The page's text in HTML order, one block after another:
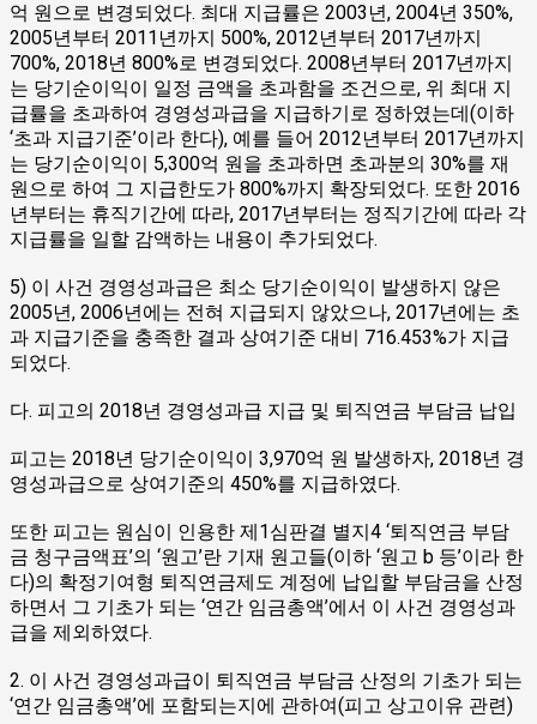
억 원으로 변경되었다. 최대 지급률은 2003년, 2004년 350%,
2005년부터 2011년까지 500%, 2012년부터 2017년까지
700%, 2018년 800%로 변경되었다. 2008년부터 2017년까지
는 당기순이익이 일정 금액을 초과함을 조건으로, 위 최대 지
급률을 초과하여 경영성과급을 지급하기로 정하였는데(이하
‘초과 지급기준’이라 한다), 예를 들어 2012년부터 2017년까지
는 당기순이익이 5,300억 원을 초과하면 초과분의 30%를 재
원으로 하여 그 지급한도가 800%까지 확장되었다. 또한 2016
년부터는 휴직기간에 따라, 2017년부터는 정직기간에 따라 각
지급률을 일할 감액하는 내용이 추가되었다.
5) 이 사건 경영성과급은 최소 당기순이익이 발생하지 않은
2005년, 2006년에는 전혀 지급되지 않았으나, 2017년에는 초
과 지급기준을 충족한 결과 상여기준 대비 716.453%가 지급
되었다.
다. 피고의 2018년 경영성과급 지급 및 퇴직연금 부담금 납입
피고는 2018년 당기순이익이 3,970억 원 발생하자, 2018년 경
영성과급으로 상여기준의 450%를 지급하였다.
또한 피고는 원심이 인용한 제1심판결 별지4 ‘퇴직연금 부담
금 청구금액표’의 ‘원고’란 기재 원고들(이하 ‘원고 b 등’이라 한
다)의 확정기여형 퇴직연금제도 계정에 납입할 부담금을 산정
하면서 그 기초가 되는 ‘연간 임금총액’에서 이 사건 경영성과
급을 제외하였다.
2. 이 사건 경영성과급이 퇴직연금 부담금 산정의 기초가 되는
‘연간 임금총액’에 포함되는지에 관하여(피고 상고이유 관련)